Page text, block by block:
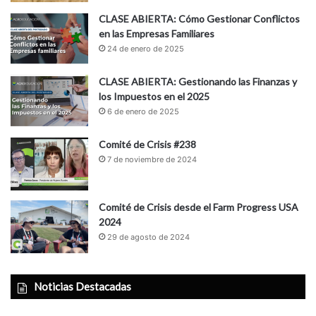
CLASE ABIERTA: Cómo Gestionar Conflictos
en las Empresas Familiares
24 de enero de 2025
CLASE ABIERTA: Gestionando las Finanzas y
los Impuestos en el 2025
6 de enero de 2025
Comité de Crisis #238
7 de noviembre de 2024
Comité de Crisis desde el Farm Progress USA
2024
29 de agosto de 2024
Noticias Destacadas